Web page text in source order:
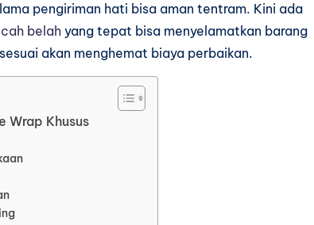
pengiriman hati bisa aman tentram. Kini ada
belah yang tepat bisa menyelamatkan barang
akan menghemat biaya perbaikan.
Wrap Khusus